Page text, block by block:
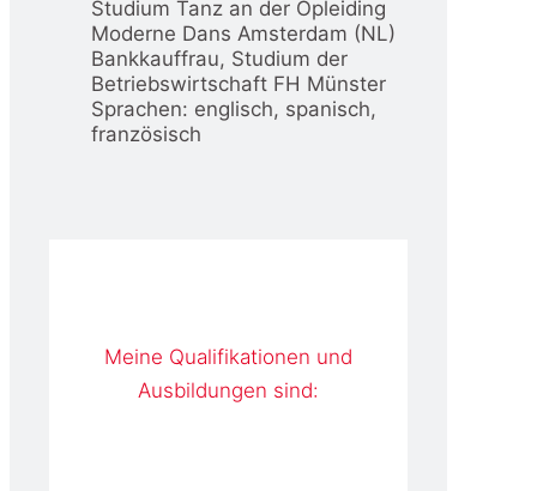
Studium Tanz an der Opleiding
Moderne Dans Amsterdam (NL)
Bankkauffrau, Studium der
Betriebswirtschaft FH Münster
Sprachen: englisch, spanisch,
französisch
Meine Qualifikationen und
Ausbildungen sind: